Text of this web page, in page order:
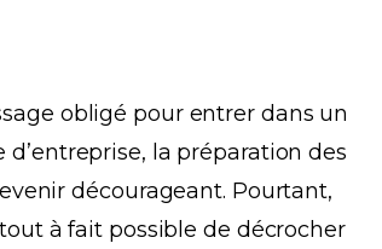
obligé pour entrer dans un
la préparation des
décourageant. Pourtant,
à fait possible de décrocher